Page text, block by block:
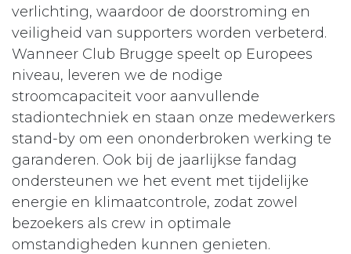
verlichting, waardoor de doorstroming en
veiligheid van supporters worden verbeterd.
Wanneer Club Brugge speelt op Europees
niveau, leveren we de nodige
stroomcapaciteit voor aanvullende
stadiontechniek en staan onze medewerkers
stand-by om een ononderbroken werking te
garanderen. Ook bij de jaarlijkse fandag
ondersteunen we het event met tijdelijke
energie en klimaatcontrole, zodat zowel
bezoekers als crew in optimale
omstandigheden kunnen genieten.